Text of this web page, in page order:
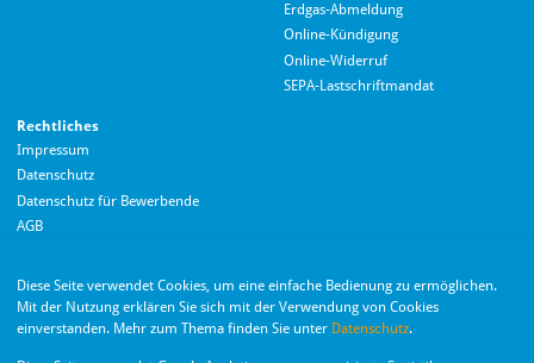
Erdgas-Abmeldung
Online-Kündigung
Online-Widerruf
SEPA-Lastschriftmandat
Rechtliches
Impressum
Datenschutz
Datenschutz für Bewerbende
AGB
Diese Seite verwendet Cookies, um eine einfache Bedienung zu ermöglichen.
Mit der Nutzung erklären Sie sich mit der Verwendung von Cookies
einverstanden. Mehr zum Thema finden Sie unter Datenschutz.
Wir nutzen Langdock zur Bereitstellung eines KI-Chatbots. Mit dem Laden des
Chatbots erklären Sie sich mit der
Datenschutzerklärung von Langdock